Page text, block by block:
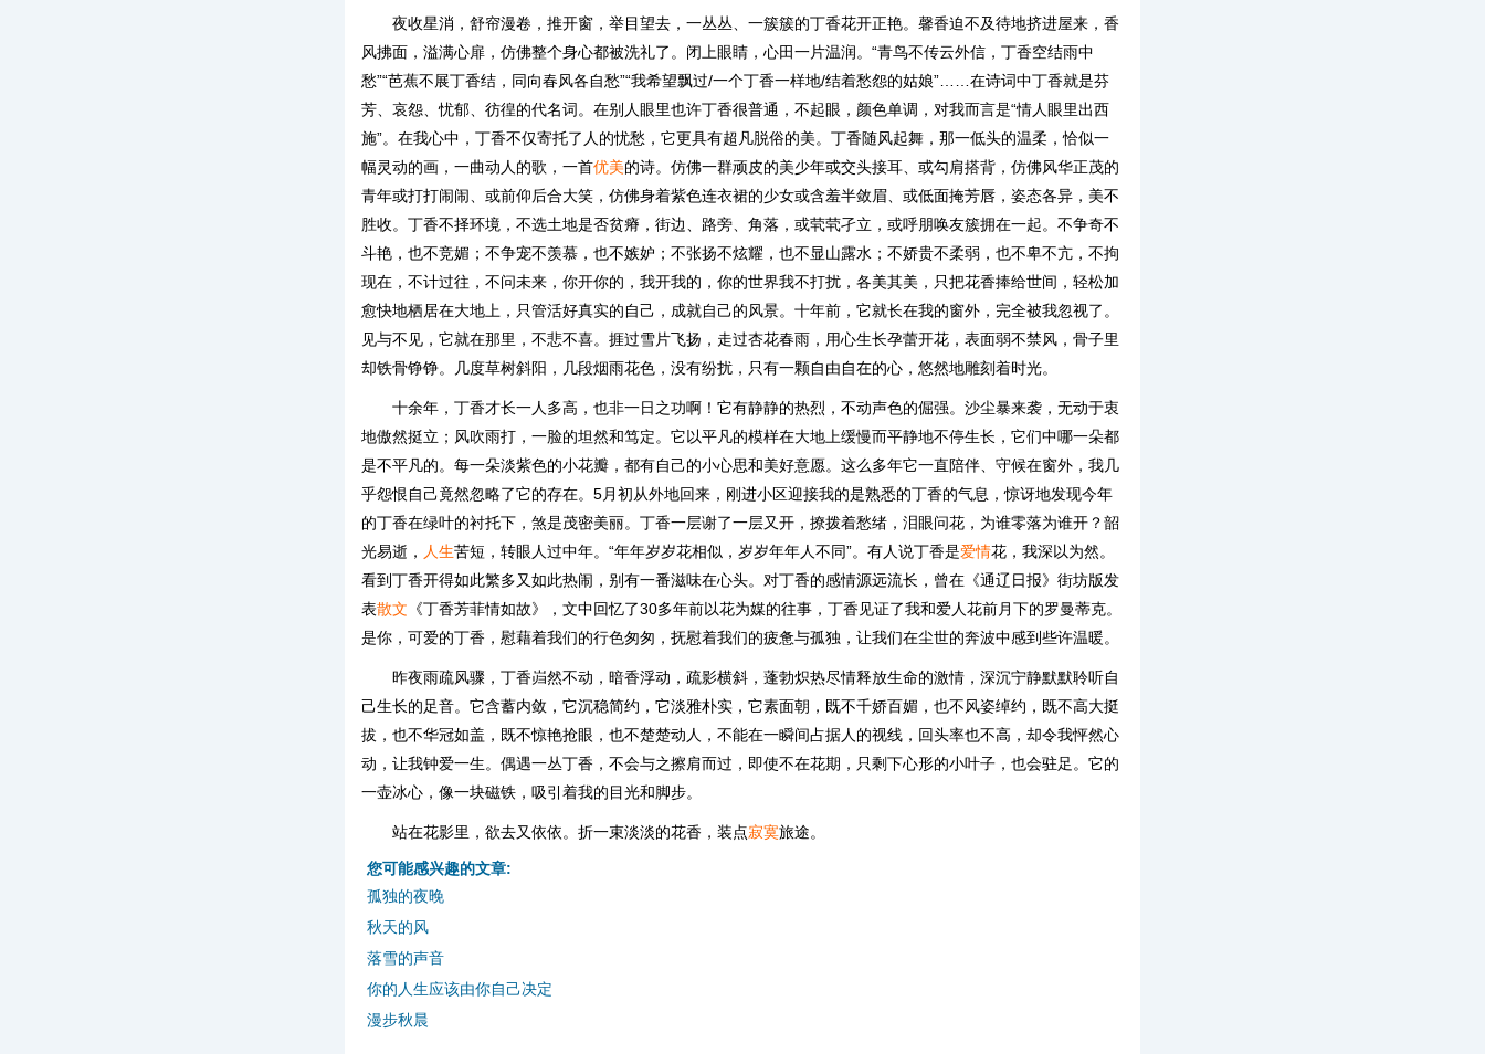
夜收星消，舒帘漫卷，推开窗，举目望去，一丛丛、一簇簇的丁香花开正艳。馨香迫不及待地挤进屋来，香
风拂面，溢满心扉，仿佛整个身心都被洗礼了。闭上眼睛，心田一片温润。“青鸟不传云外信，丁香空结雨中
愁”“芭蕉不展丁香结，同向春风各自愁”“我希望飘过/一个丁香一样地/结着愁怨的姑娘”……在诗词中丁香就是芬
芳、哀怨、忧郁、彷徨的代名词。在别人眼里也许丁香很普通，不起眼，颜色单调，对我而言是“情人眼里出西
施”。在我心中，丁香不仅寄托了人的忧愁，它更具有超凡脱俗的美。丁香随风起舞，那一低头的温柔，恰似一
幅灵动的画，一曲动人的歌，一首优美的诗。仿佛一群顽皮的美少年或交头接耳、或勾肩搭背，仿佛风华正茂的
青年或打打闹闹、或前仰后合大笑，仿佛身着紫色连衣裙的少女或含羞半敛眉、或低面掩芳唇，姿态各异，美不
胜收。丁香不择环境，不选土地是否贫瘠，街边、路旁、角落，或茕茕孑立，或呼朋唤友簇拥在一起。不争奇不
斗艳，也不竞媚；不争宠不羡慕，也不嫉妒；不张扬不炫耀，也不显山露水；不娇贵不柔弱，也不卑不亢，不拘
现在，不计过往，不问未来，你开你的，我开我的，你的世界我不打扰，各美其美，只把花香捧给世间，轻松加
愈快地栖居在大地上，只管活好真实的自己，成就自己的风景。十年前，它就长在我的窗外，完全被我忽视了。
见与不见，它就在那里，不悲不喜。捱过雪片飞扬，走过杏花春雨，用心生长孕蕾开花，表面弱不禁风，骨子里
却铁骨铮铮。几度草树斜阳，几段烟雨花色，没有纷扰，只有一颗自由自在的心，悠然地雕刻着时光。
十余年，丁香才长一人多高，也非一日之功啊！它有静静的热烈，不动声色的倔强。沙尘暴来袭，无动于衷
地傲然挺立；风吹雨打，一脸的坦然和笃定。它以平凡的模样在大地上缓慢而平静地不停生长，它们中哪一朵都
是不平凡的。每一朵淡紫色的小花瓣，都有自己的小心思和美好意愿。这么多年它一直陪伴、守候在窗外，我几
乎怨恨自己竟然忽略了它的存在。5月初从外地回来，刚进小区迎接我的是熟悉的丁香的气息，惊讶地发现今年
的丁香在绿叶的衬托下，煞是茂密美丽。丁香一层谢了一层又开，撩拨着愁绪，泪眼问花，为谁零落为谁开？韶
光易逝， 人生苦短，转眼人过中年。“年年岁岁花相似，岁岁年年人不同”。有人说丁香是爱情花，我深以为然。
看到丁香开得如此繁多又如此热闹，别有一番滋味在心头。对丁香的感情源远流长，曾在《通辽日报》街坊版发
表散文 《丁香芳菲情如故》，文中回忆了30多年前以花为媒的往事，丁香见证了我和爱人花前月下的罗曼蒂克。
是你，可爱的丁香，慰藉着我们的行色匆匆，抚慰着我们的疲惫与孤独，让我们在尘世的奔波中感到些许温暖。
昨夜雨疏风骤，丁香岿然不动，暗香浮动，疏影横斜，蓬勃炽热尽情释放生命的激情，深沉宁静默默聆听自
己生长的足音。它含蓄内敛，它沉稳简约，它淡雅朴实，它素面朝，既不千娇百媚，也不风姿绰约，既不高大挺
拔，也不华冠如盖，既不惊艳抢眼，也不楚楚动人，不能在一瞬间占据人的视线，回头率也不高，却令我怦然心
动，让我钟爱一生。偶遇一丛丁香，不会与之擦肩而过，即使不在花期，只剩下心形的小叶子，也会驻足。它的
一壶冰心，像一块磁铁，吸引着我的目光和脚步。
站在花影里，欲去又依依。折一束淡淡的花香，装点寂寞旅途。
您可能感兴趣的文章:
孤独的夜晚
秋天的风
落雪的声音
你的人生应该由你自己决定
漫步秋晨